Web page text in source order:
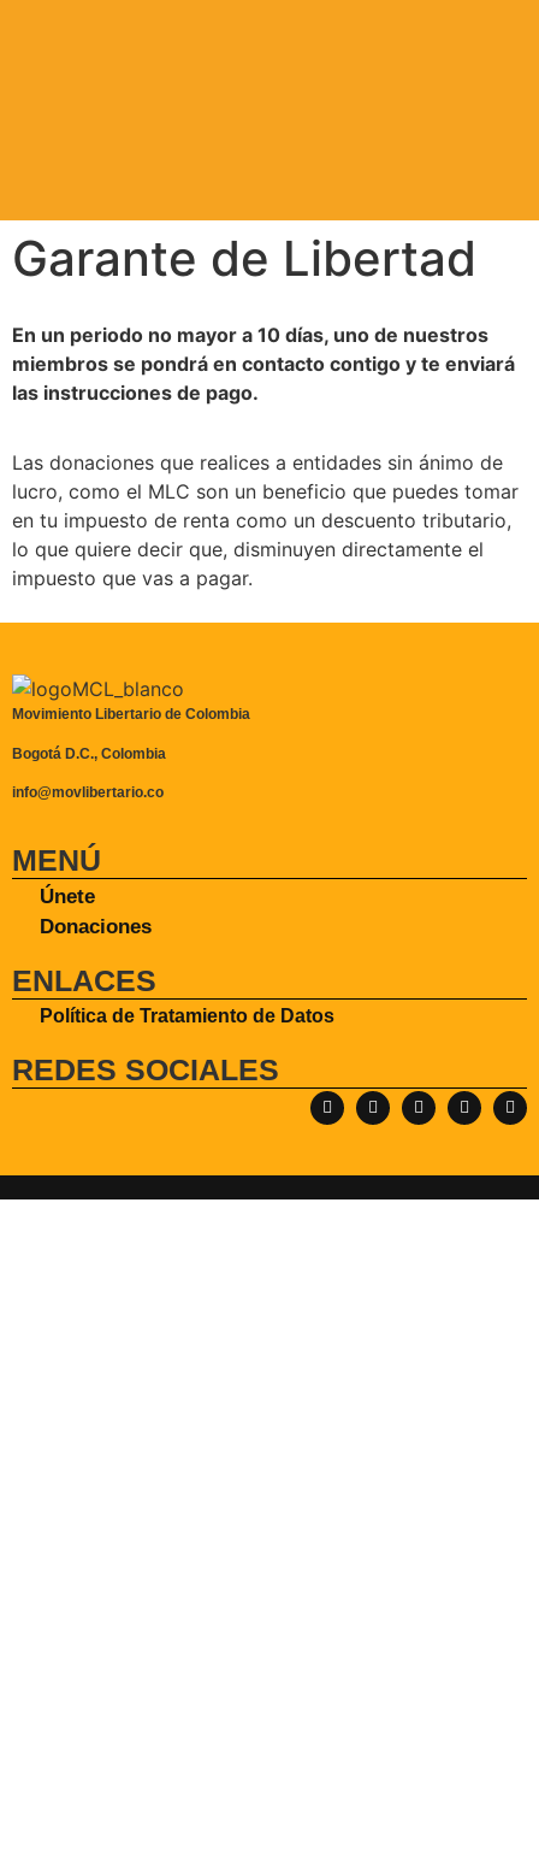
Garante de Libertad
En un periodo no mayor a 10 días, uno de nuestros
miembros se pondrá en contacto contigo y te enviará
las instrucciones de pago.
Las donaciones que realices a entidades sin ánimo de
lucro, como el MLC son un beneficio que puedes tomar
en tu impuesto de renta como un descuento tributario,
lo que quiere decir que, disminuyen directamente el
impuesto que vas a pagar.
Movimiento Libertario de Colombia
Bogotá D.C., Colombia
info@movlibertario.co
MENÚ
Únete
Donaciones
ENLACES
Política de Tratamiento de Datos
REDES SOCIALES